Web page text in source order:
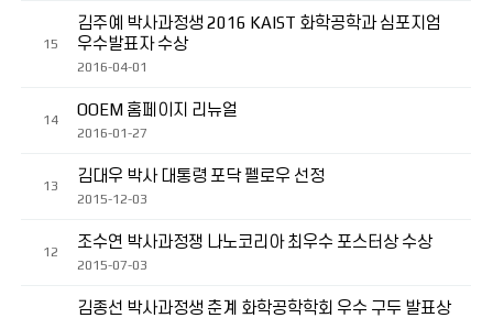
15
김주예 박사과정생 2016 KAIST 화학공학과 심포지엄
우수발표자 수상
2016-04-01
14
OOEM 홈페이지 리뉴얼
2016-01-27
13
김대우 박사 대통령 포닥 펠로우 선정
2015-12-03
12
조수연 박사과정쟁 나노코리아 최우수 포스터상 수상
2015-07-03
김종선 박사과정생 춘계 화학공학학회 우수 구두 발표상